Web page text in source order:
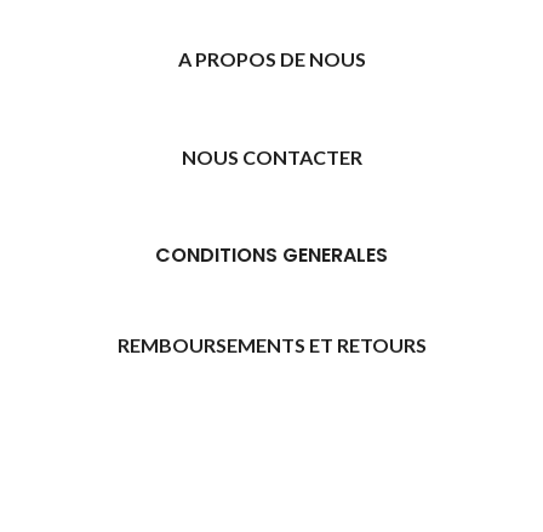
A PROPOS DE NOUS
NOUS CONTACTER
CONDITIONS GENERALES
REMBOURSEMENTS ET RETOURS